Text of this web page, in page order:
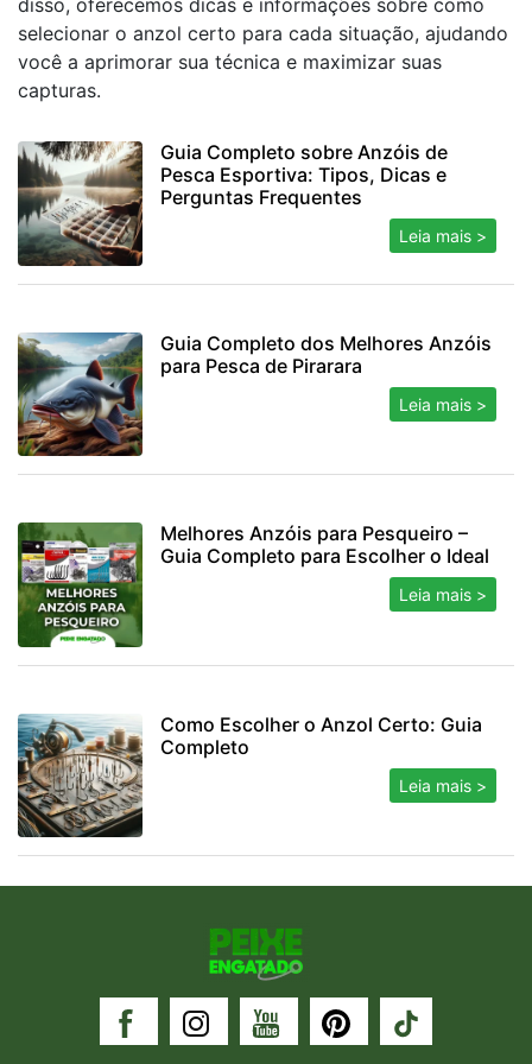
disso, oferecemos dicas e informações sobre como
selecionar o anzol certo para cada situação, ajudando
você a aprimorar sua técnica e maximizar suas
capturas.
Guia Completo sobre Anzóis de
Pesca Esportiva: Tipos, Dicas e
Perguntas Frequentes
Leia mais >
Guia Completo dos Melhores Anzóis
para Pesca de Pirarara
Leia mais >
Melhores Anzóis para Pesqueiro –
Guia Completo para Escolher o Ideal
Leia mais >
Como Escolher o Anzol Certo: Guia
Completo
Leia mais >